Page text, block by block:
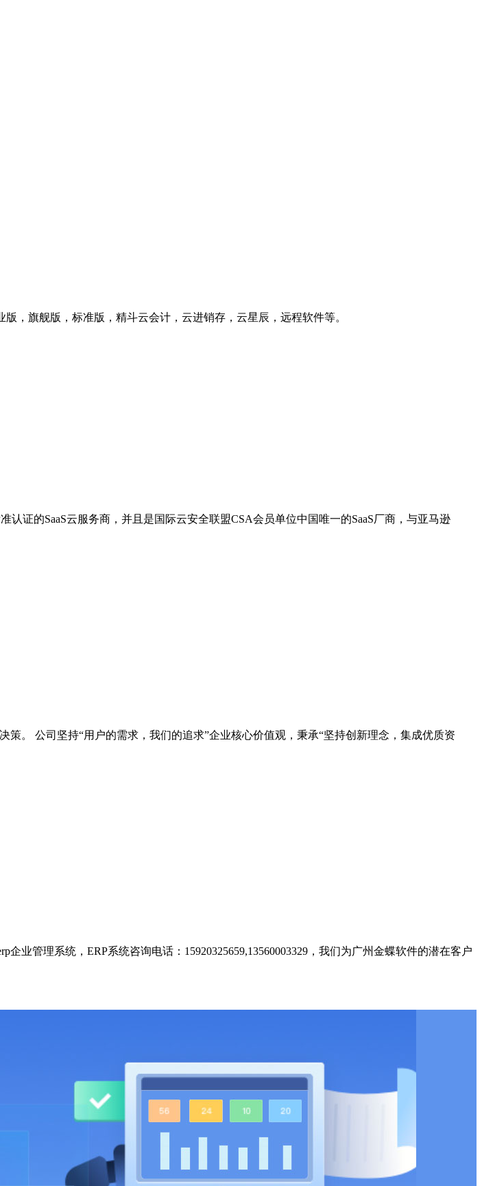
，旗舰版，标准版，精斗云会计，云进销存，云星辰，远程软件等。
证的SaaS云服务商，并且是国际云安全联盟CSA会员单位中国唯一的SaaS厂商，与亚马逊
。 公司坚持“用户的需求，我们的追求”企业核心价值观，秉承“坚持创新理念，集成优质资
业管理系统，ERP系统咨询电话：15920325659,13560003329，我们为广州金蝶软件的潜在客户